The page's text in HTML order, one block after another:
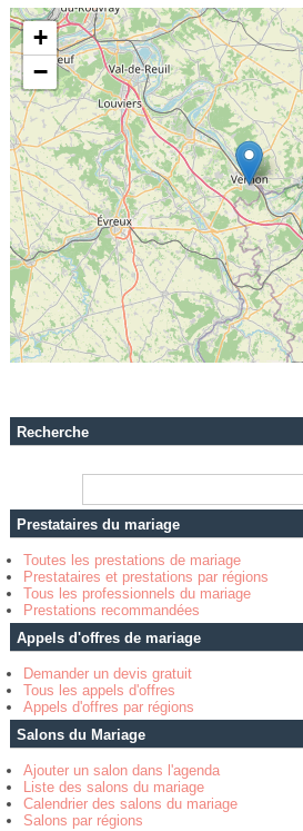
+
−
Recherche
Prestataires du mariage
Toutes les prestations de mariage
Prestataires et prestations par régions
Tous les professionnels du mariage
Prestations recommandées
Appels d'offres de mariage
Demander un devis gratuit
Tous les appels d'offres
Appels d'offres par régions
Salons du Mariage
Ajouter un salon dans l'agenda
Liste des salons du mariage
Calendrier des salons du mariage
Salons par régions